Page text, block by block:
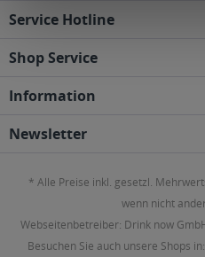
Service Hotline
Shop Service
Information
Newsletter
* Alle Preise inkl. gesetzl.
wenn nicht
Webseitenbetreiber: Drink now
Besuchen Sie auch unsere Shops in: